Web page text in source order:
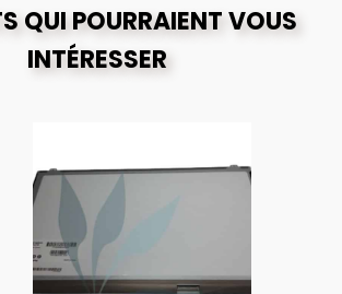
QUI POURRAIENT VOUS
INTÉRESSER